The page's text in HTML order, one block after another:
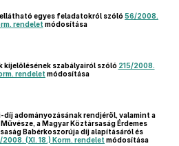
egyes feladatokról szóló 56/2008.
rendelet módosítása
szabályairól szóló 215/2008.
rendelet módosítása
adományozásának rendjéről, valamint a
a Magyar Köztársaság Érdemes
Babérkoszorúja díj alapításáról és
2008. (XI. 18.) Korm. rendelet módosítása